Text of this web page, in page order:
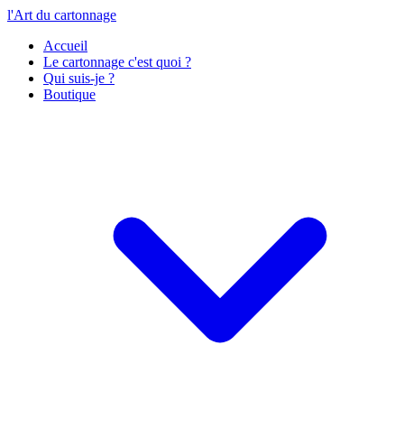
l'Art du cartonnage
Accueil
Le cartonnage c'est quoi ?
Qui suis-je ?
Boutique